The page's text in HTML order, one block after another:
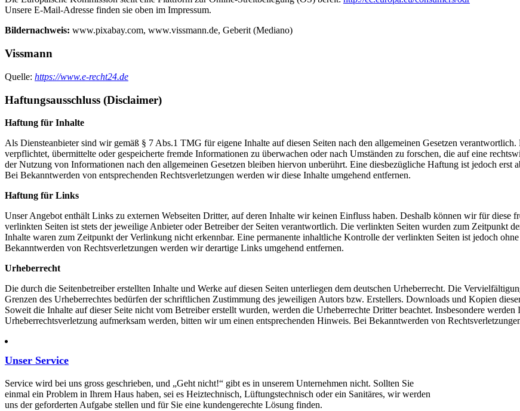
Unsere E-Mail-Adresse finden sie oben im Impressum.
Bildernachweis: www.pixabay.com, www.vissmann.de, Geberit (Mediano)
Vissmann
Quelle: https://www.e-recht24.de
Haftungsausschluss (Disclaimer)
Haftung für Inhalte
Als Diensteanbieter sind wir gemäß § 7 Abs.1 TMG für eigene Inhalte auf diesen Seiten nach den allgemeinen Gesetzen
verpflichtet, übermittelte oder gespeicherte fremde Informationen zu überwachen oder nach Umständen zu forschen, die auf eine
der Nutzung von Informationen nach den allgemeinen Gesetzen bleiben hiervon unberührt. Eine diesbezügliche Haftung ist jedoch
Bei Bekanntwerden von entsprechenden Rechtsverletzungen werden wir diese Inhalte umgehend entfernen.
Haftung für Links
Unser Angebot enthält Links zu externen Webseiten Dritter, auf deren Inhalte wir keinen Einfluss haben. Deshalb können wir für diese
verlinkten Seiten ist stets der jeweilige Anbieter oder Betreiber der Seiten verantwortlich. Die verlinkten Seiten wurden zum Zeitpunkt
Inhalte waren zum Zeitpunkt der Verlinkung nicht erkennbar. Eine permanente inhaltliche Kontrolle der verlinkten Seiten ist jedoch
Bekanntwerden von Rechtsverletzungen werden wir derartige Links umgehend entfernen.
Urheberrecht
Die durch die Seitenbetreiber erstellten Inhalte und Werke auf diesen Seiten unterliegen dem deutschen Urheberrecht. Die
Grenzen des Urheberrechtes bedürfen der schriftlichen Zustimmung des jeweiligen Autors bzw. Erstellers. Downloads und Kopien
Soweit die Inhalte auf dieser Seite nicht vom Betreiber erstellt wurden, werden die Urheberrechte Dritter beachtet. Insbesondere
Urheberrechtsverletzung aufmerksam werden, bitten wir um einen entsprechenden Hinweis. Bei Bekanntwerden von
Unser Service
Service wird bei uns gross geschrieben, und „Geht nicht!“ gibt es in unserem Unternehmen nicht. Sollten Sie
einmal ein Problem in Ihrem Haus haben, sei es Heiztechnisch, Lüftungstechnisch oder ein Sanitäres, wir werden
uns der geforderten Aufgabe stellen und für Sie eine kundengerechte Lösung finden.